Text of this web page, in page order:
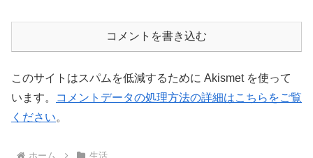
コメントを書き込む
このサイトはスパムを低減するために Akismet を使って
います。
コメントデータの処理方法の詳細はこちらをご覧
ください。
ホーム 生活